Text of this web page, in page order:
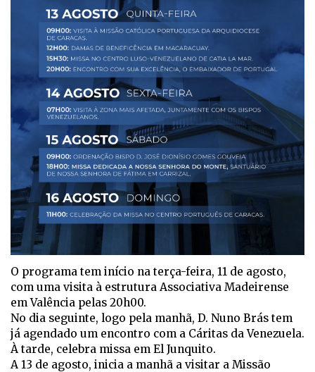
O programa tem início na terça-feira, 11 de agosto,
com uma visita à estrutura Associativa Madeirense
em Valência pelas 20h00.
No dia seguinte, logo pela manhã, D. Nuno Brás tem
já agendado um encontro com a Cáritas da Venezuela.
À tarde, celebra missa em El Junquito.
A 13 de agosto, inicia a manhã a visitar a Missão